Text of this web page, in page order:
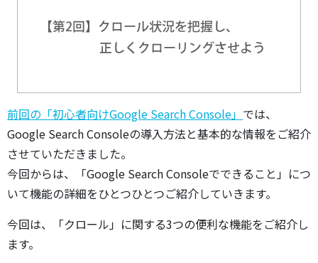
前回の「初心者向けGoogle Search Console」 では、
Google Search Consoleの導入方法と基本的な情報をご紹介
させていただきました。
今回からは、「Google Search Consoleでできること」につ
いて機能の詳細をひとつひとつご紹介していきます。
今回は、「クロール」に関する3つの便利な機能をご紹介し
ます。